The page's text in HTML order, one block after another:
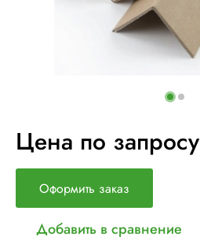
Цена по запросу
Оформить заказ
Добавить в сравнение